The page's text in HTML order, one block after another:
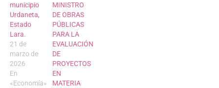
municipio
Urdaneta,
Estado
Lara.
21 de
marzo de
2026
En
«Economía»
MINISTRO
DE OBRAS
PÚBLICAS
PARA LA
EVALUACIÓN
DE
PROYECTOS
EN
MATERIA